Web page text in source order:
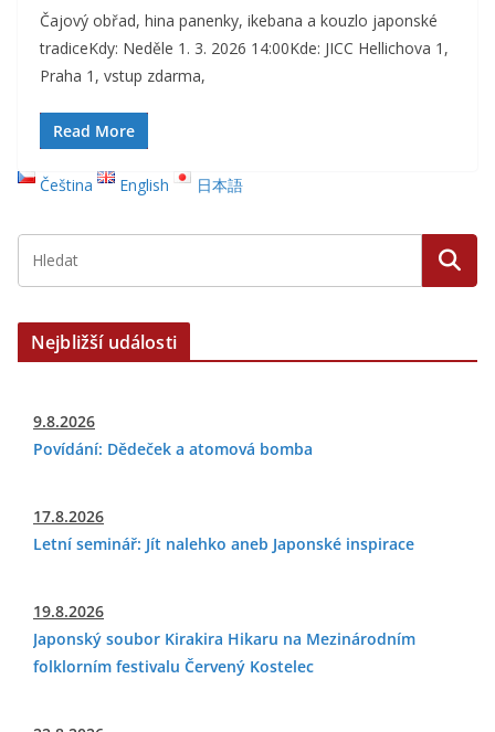
Čajový obřad, hina panenky, ikebana a kouzlo japonské
tradiceKdy: Neděle 1. 3. 2026 14:00Kde: JICC Hellichova 1,
Praha 1, vstup zdarma,
Read More
Čeština English 日本語
Nejbližší události
9.8.2026
Povídání: Dědeček a atomová bomba
17.8.2026
Letní seminář: Jít nalehko aneb Japonské inspirace
19.8.2026
Japonský soubor Kirakira Hikaru na Mezinárodním
folklorním festivalu Červený Kostelec